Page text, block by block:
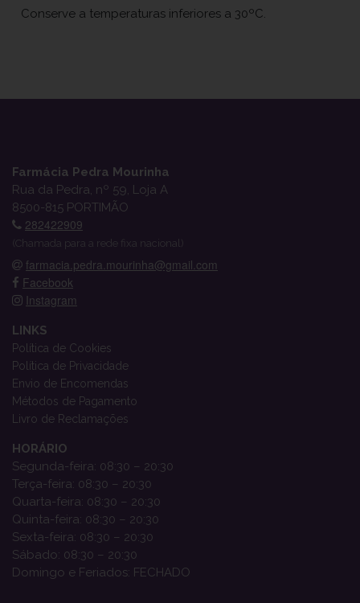
Conserve a temperaturas inferiores a 30ºC.
Farmácia Pedra Mourinha
Rua da Pedra, nº 59, Loja A
8500-815 PORTIMÃO
282422909
(Chamada para a rede fixa nacional)
farmacia.pedra.mourinha@gmail.com
Facebook
Instagram
LINKS
Política de Cookies
Política de Privacidade
Envio de Encomendas
Métodos de Pagamento
Livro de Reclamações
HORÁRIO
Segunda-feira: 08:30 – 20:30
Terça-feira: 08:30 – 20:30
Quarta-feira: 08:30 – 20:30
Quinta-feira: 08:30 – 20:30
Sexta-feira: 08:30 – 20:30
Sábado: 08:30 – 20:30
Domingo e Feriados: FECHADO